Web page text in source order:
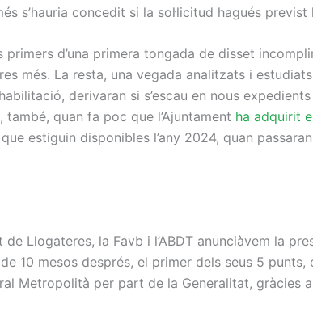
s’hauria concedit si la sol·licitud hagués previst
d’una primera tongada de disset
més. La resta, una vegada analitzats i
derivaran si s’escau en nous
quan fa poc que l’Ajuntament ha adquirit
estiguin disponibles l’any 2024, quan
Llogateres, la Favb i l’ABDT anunciàvem la
10 mesos després, el primer dels seus 5
Metropolità per part de la Generalitat, gràcies